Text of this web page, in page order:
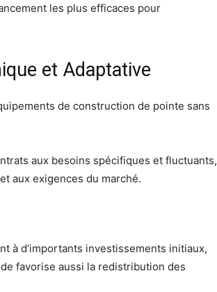
les plus efficaces pour
et Adaptative
de construction de pointe sans
aux besoins spécifiques et fluctuants,
aux exigences du marché.
à d’importants investissements initiaux,
favorise aussi la redistribution des